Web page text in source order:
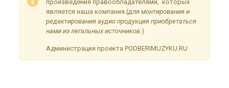
произведения правообладателями, которых
является наша компания.(для монтирования и
редактирования аудио продукция приобретаться
нами из легальных источников.)
Администрация проекта PODBERIMUZYKU.RU